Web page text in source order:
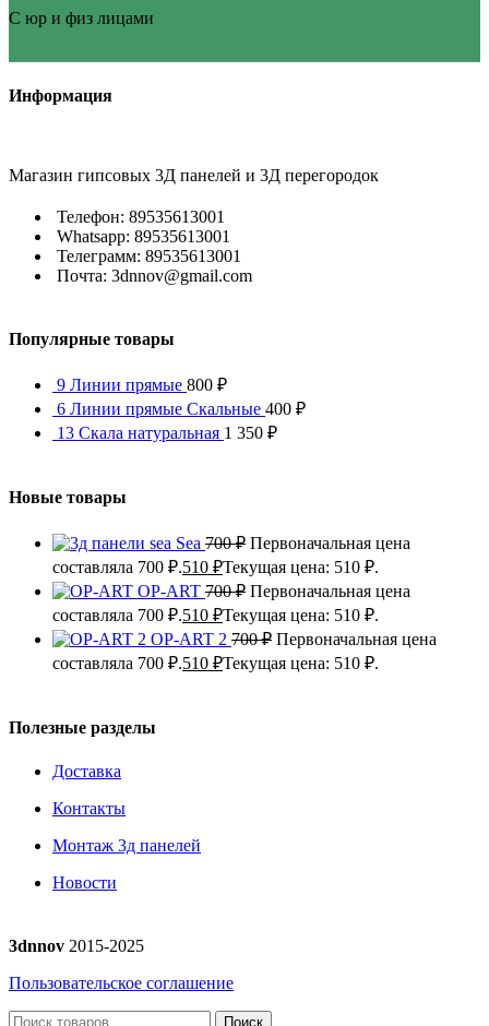
С юр и физ лицами
Информация
Магазин гипсовых 3Д панелей и 3Д перегородок
Телефон: 89535613001
Whatsapp: 89535613001
Телеграмм: 89535613001
Почта: 3dnnov@gmail.com
Популярные товары
9 Линии прямые 800 ₽
6 Линии прямые Скальные 400 ₽
13 Скала натуральная 1 350 ₽
Новые товары
Sea 700₽ Первоначальная цена
составляла 700 ₽.510 ₽Текущая цена: 510 ₽.
OP-ART 700₽ Первоначальная цена
составляла 700 ₽.510 ₽Текущая цена: 510 ₽.
OP-ART 2 700₽ Первоначальная цена
составляла 700 ₽.510 ₽Текущая цена: 510 ₽.
Полезные разделы
Доставка
Контакты
Монтаж 3д панелей
Новости
3dnnov 2015-2025
Пользовательское соглашение
Поиск